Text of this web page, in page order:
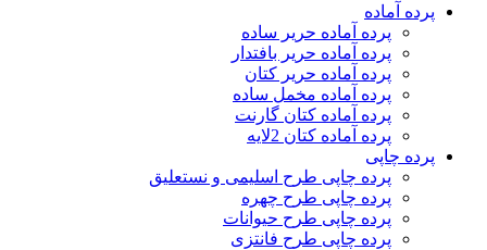
پرده‌ آماده
پرده آماده حریر ساده
پرده آماده حریر بافتدار
پرده آماده حریر کتان
پرده آماده مخمل ساده
پرده آماده کتان گارنت
پرده آماده کتان 2لایه
پرده چاپی
پرده چاپی طرح اسلیمی و نستعلیق
پرده چاپی طرح چهره
پرده چاپی طرح حیوانات
پرده چاپی طرح فانتزی